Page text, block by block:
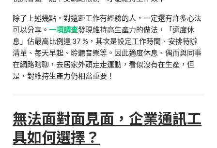
除了上述幾點，對遠距工作有經驗的人，一定還有許多心法
可以分享。一項調查發現維持高生產力的做法，「適度休
息」佔最高比例達 37 %，其次是設定工作時間、安排待辦
清單、每天早起、聆聽音樂等。因此適度休息、偶而與同事
在網路瞎聊，去居家外頭走走運動，看似沒有在生產，但
是，對維持生產力仍相當重要！
無法面對面見面，企業通訊工
具如何選擇？